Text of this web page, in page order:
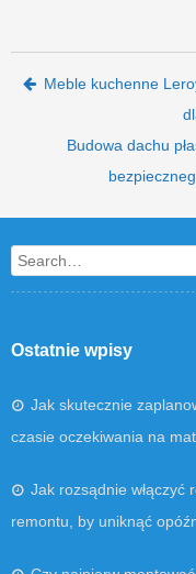
Post
Meble kuchenne
Budowa dachu
Search
Ostatnie wpisy
Jak skutecznie
czasie oczekiwania na
Jak rozsądnie włączyć
remontu, by uniknąć